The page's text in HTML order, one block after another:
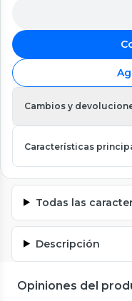
Cambios y
Características
Todas las
Descripción
Opiniones del